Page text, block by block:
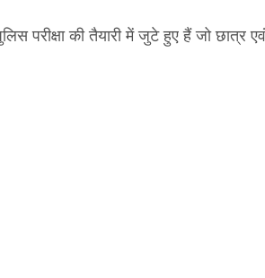
की तैयारी में जुटे हुए हैं जो छात्र एवं